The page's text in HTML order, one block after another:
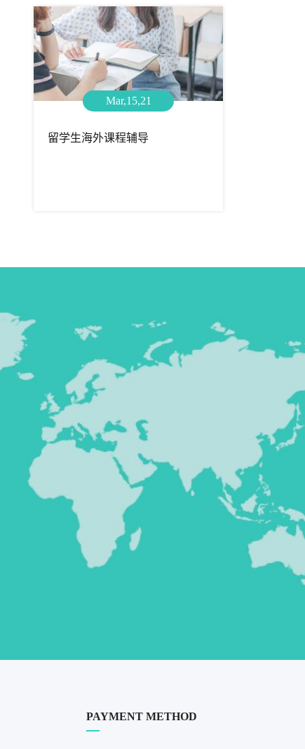
Mar,15,21
留学生海外课程辅导
PAYMENT METHOD